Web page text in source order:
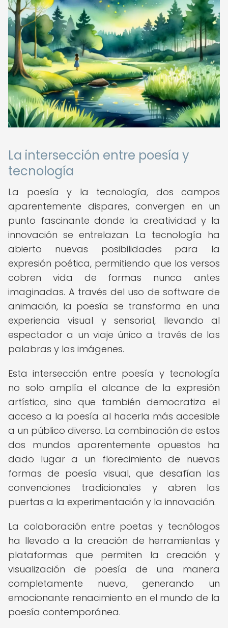
La intersección entre poesía y
tecnología
La poesía y la tecnología, dos campos
aparentemente dispares, convergen en un
punto fascinante donde la creatividad y la
innovación se entrelazan. La tecnología ha
abierto nuevas posibilidades para la
expresión poética, permitiendo que los versos
cobren vida de formas nunca antes
imaginadas. A través del uso de software de
animación, la poesía se transforma en una
experiencia visual y sensorial, llevando al
espectador a un viaje único a través de las
palabras y las imágenes.
Esta intersección entre poesía y tecnología
no solo amplía el alcance de la expresión
artística, sino que también democratiza el
acceso a la poesía al hacerla más accesible
a un público diverso. La combinación de estos
dos mundos aparentemente opuestos ha
dado lugar a un florecimiento de nuevas
formas de poesía visual, que desafían las
convenciones tradicionales y abren las
puertas a la experimentación y la innovación.
La colaboración entre poetas y tecnólogos
ha llevado a la creación de herramientas y
plataformas que permiten la creación y
visualización de poesía de una manera
completamente nueva, generando un
emocionante renacimiento en el mundo de la
poesía contemporánea.